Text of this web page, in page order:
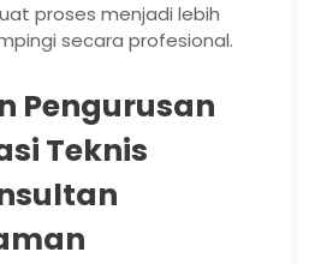
proses menjadi lebih
secara profesional.
Pengurusan
Teknis